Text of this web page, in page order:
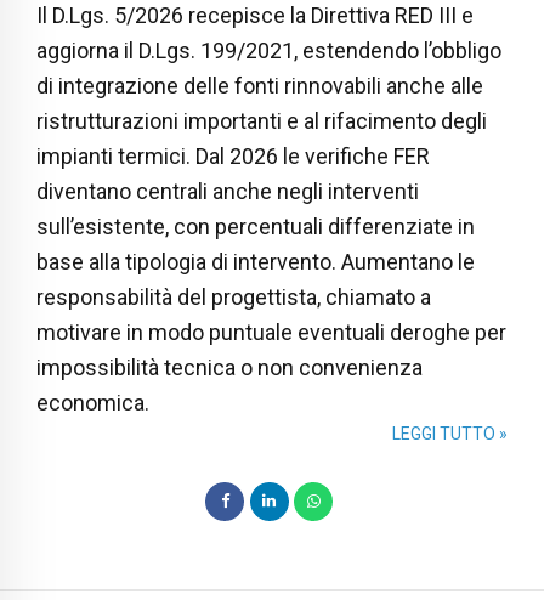
Il D.Lgs. 5/2026 recepisce la Direttiva RED III e
aggiorna il D.Lgs. 199/2021, estendendo l’obbligo
di integrazione delle fonti rinnovabili anche alle
ristrutturazioni importanti e al rifacimento degli
impianti termici. Dal 2026 le verifiche FER
diventano centrali anche negli interventi
sull’esistente, con percentuali differenziate in
base alla tipologia di intervento. Aumentano le
responsabilità del progettista, chiamato a
motivare in modo puntuale eventuali deroghe per
impossibilità tecnica o non convenienza
economica.
LEGGI TUTTO »